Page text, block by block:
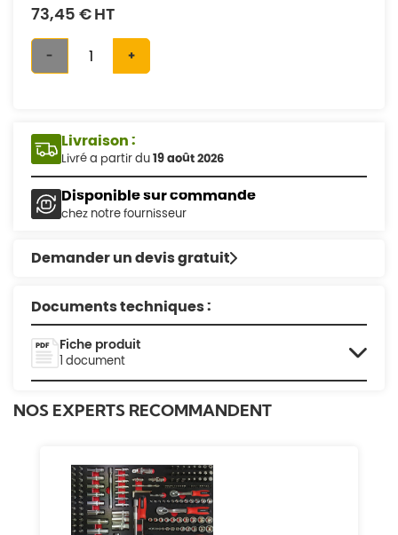
73,45 €HT
- +
Livraison :
Livré a partir du19 août 2026
Disponible sur commande
chez notre fournisseur
Demander un devis gratuit
Documents techniques :
Fiche produit
1 document
NOS EXPERTS RECOMMANDENT